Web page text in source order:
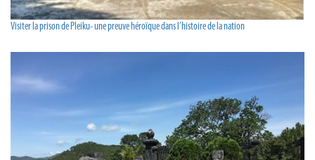
Visiter la prison de Pleiku- une preuve héroïque dans l’histoire de la nation